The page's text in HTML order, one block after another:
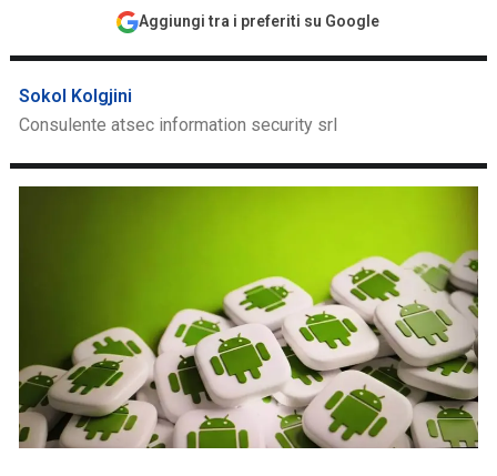
Aggiungi tra i preferiti su Google
Sokol Kolgjini
Consulente atsec information security srl